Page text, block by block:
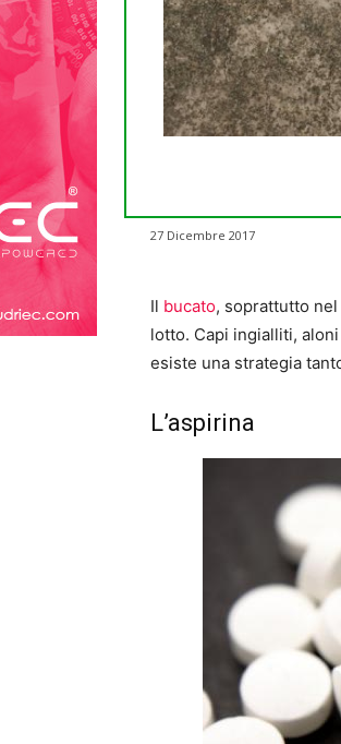
27 Dicembre 2017
Il bucato, soprattutto
lotto. Capi ingialliti,
esiste una strategia
L’aspirina